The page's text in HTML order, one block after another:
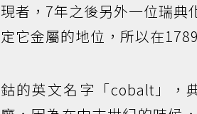
現者，7年之後另外一位瑞
定它金屬的地位，所以在
鈷的英文名字「cobalt」，